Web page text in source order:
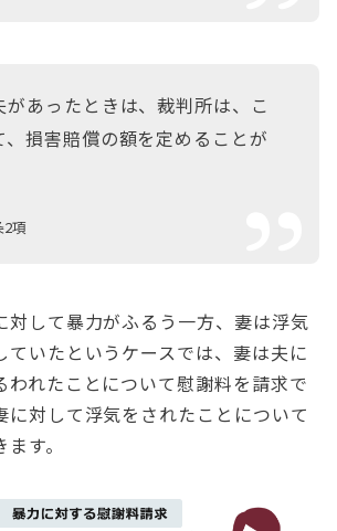
あったときは、裁判所は、こ
、損害賠償の額を定めることが
項
対して暴力がふるう一方、妻は浮気
ていたというケースでは、妻は夫に
われたことについて慰謝料を請求で
に対して浮気をされたことについて
す。